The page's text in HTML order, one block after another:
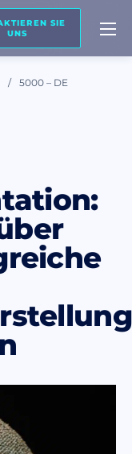
SIE
UNS
5000 – DE